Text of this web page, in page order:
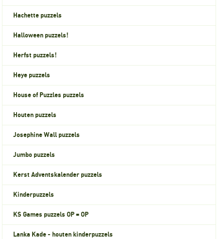
Hachette puzzels
Halloween puzzels!
Herfst puzzels!
Heye puzzels
House of Puzzles puzzels
Houten puzzels
Josephine Wall puzzels
Jumbo puzzels
Kerst Adventskalender puzzels
Kinderpuzzels
KS Games puzzels OP = OP
Lanka Kade - houten kinderpuzzels